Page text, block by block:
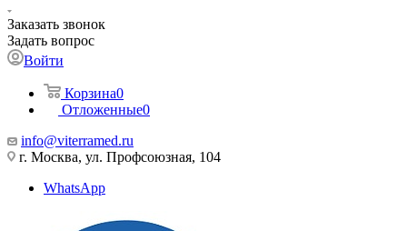
Заказать звонок
Задать вопрос
Войти
Корзина0
Отложенные0
info@viterramed.ru
г. Москва, ул. Профсоюзная, 104
WhatsApp